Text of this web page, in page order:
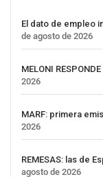
El dato de empleo
de agosto de 2026
MELONI
2026
MARF: primera
2026
REMESAS: las de
agosto de 2026